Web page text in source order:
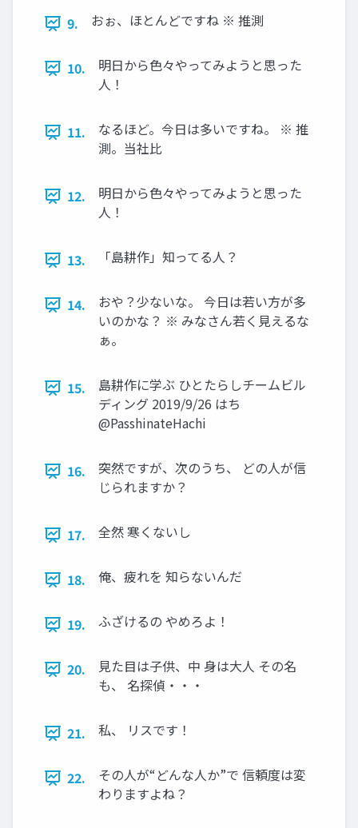
9. おぉ、ほとんどですね ※ 推測
10.
明日から色々やってみようと思った
人！
11.
なるほど。今日は多いですね。 ※ 推
測。当社比
12.
明日から色々やってみようと思った
人！
13. 「島耕作」知ってる人？
14.
おや？少ないな。 今日は若い方が多
いのかな？ ※ みなさん若く見えるな
ぁ。
15.
島耕作に学ぶ ひとたらしチームビル
ディング 2019/9/26 はち
@PasshinateHachi
16.
突然ですが、次のうち、 どの人が信
じられますか？
17. 全然 寒くないし
18. 俺、疲れを 知らないんだ
19. ふざけるの やめろよ！
20.
見た目は子供、中 身は大人 その名
も、 名探偵・・・
21. 私、 リスです！
22.
その人が“どんな人か”で 信頼度は変
わりますよね？